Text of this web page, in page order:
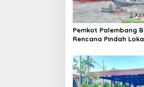
a
t
i
n
Pemkot Palembang
Rencana Pindah
Musi